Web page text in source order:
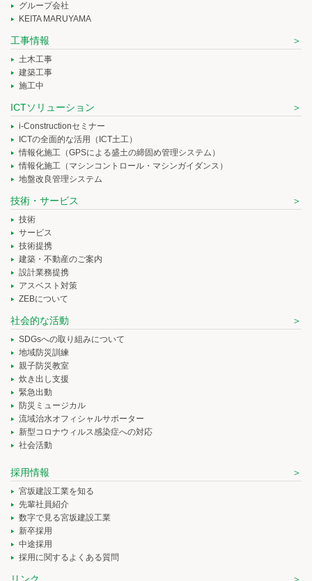
グループ会社
KEITA MARUYAMA
工事情報
土木工事
建築工事
施工中
ICTソリューション
i-Constructionセミナー
ICTの全面的な活用（ICT土工）
情報化施工（GPSによる盛土の締固め管理システム）
情報化施工（マシンコントロール・マシンガイダンス）
地盤改良管理システム
技術・サービス
技術
サービス
技術提携
建築・不動産のご案内
設計業務提携
アスベスト対策
ZEBについて
社会的な活動
SDGsへの取り組みについて
地域防災訓練
親子防災教室
炊き出し支援
緊急出動
防災ミュージカル
流域治水オフィシャルサポーター
新型コロナウィルス感染症への対応
社会活動
採用情報
宮坂建設工業を知る
先輩社員紹介
数字で見る宮坂建設工業
新卒採用
中途採用
採用に関するよくある質問